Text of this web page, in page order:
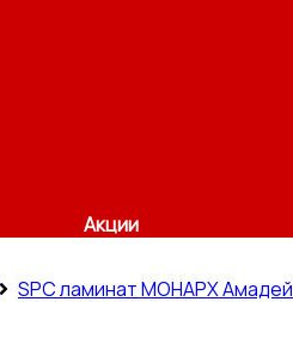
Акции
SPC ламинат МОНАРХ Амадей